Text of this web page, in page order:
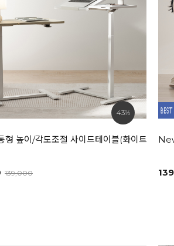
43%
형 높이/각도조절 사이드테이블(화이트/내추
139,000